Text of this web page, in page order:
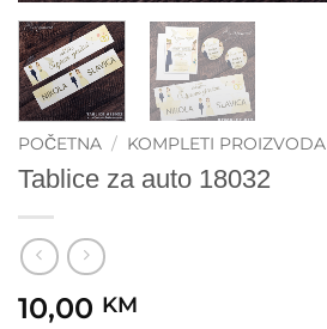
POČETNA / KOMPLETI PROIZVODA
Tablice za auto 18032
10,00 KM